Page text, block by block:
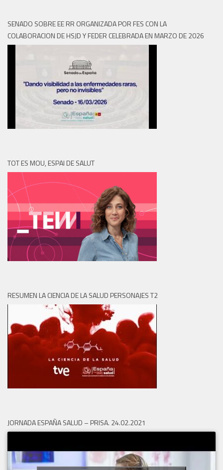
SENADO SOBRE EE RR ORGANIZADA POR FES CON LA
COLABORACION DE HSJD Y FEDER CELEBRADA EN MARZO DE 2026
TOT ES MOU, ESPAI DE SALUT
RESUMEN LA CIENCIA DE LA SALUD PERSONAJES T2
JORNADA ESPAÑA SALUD – PRISA. 24.02.2021